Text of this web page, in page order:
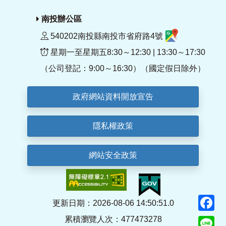
南投辦公區
540202南投縣南投市省府路4號
星期一至星期五8:30～12:30 | 13:30～17:30
（公司登記：9:00～16:30）（國定假日除外）
政府網站資料開放宣告
隱私權政策
網站安全政策
更新日期：2026-08-06 14:50:51.0
累積瀏覽人次：477473278